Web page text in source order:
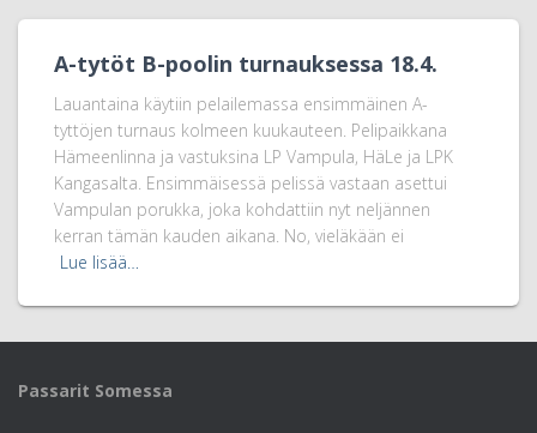
A-tytöt B-poolin turnauksessa 18.4.
Lauantaina käytiin pelailemassa ensimmäinen A-
tyttöjen turnaus kolmeen kuukauteen. Pelipaikkana
Hämeenlinna ja vastuksina LP Vampula, HäLe ja LPK
Kangasalta. Ensimmäisessä pelissä vastaan asettui
Vampulan porukka, joka kohdattiin nyt neljännen
kerran tämän kauden aikana. No, vieläkään ei
Lue lisää…
Passarit Somessa